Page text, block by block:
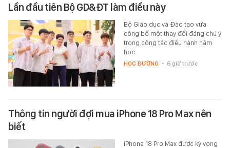
Lần đầu tiên Bộ GD&ĐT làm điều này
Bộ Giáo dục và Đào tạo vừa
công bố một thay đổi đáng chú ý
trong công tác điều hành năm
học.
HỌC ĐƯỜNG - 6 giờ trước
Thông tin người đợi mua iPhone 18 Pro Max nên
biết
iPhone 18 Pro Max được kỳ vọng